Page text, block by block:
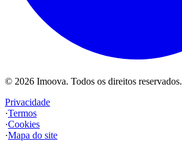
© 2026 Imoova. Todos os direitos reservados.
Privacidade
·Termos
·Cookies
·Mapa do site